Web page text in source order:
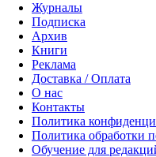
Журналы
Подписка
Архив
Книги
Реклама
Доставка / Оплата
О нас
Контакты
Политика
Политика обработки
Обучение для